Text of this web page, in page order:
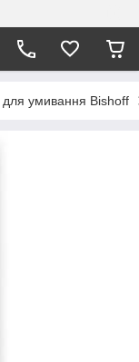
для умивання Bishoff